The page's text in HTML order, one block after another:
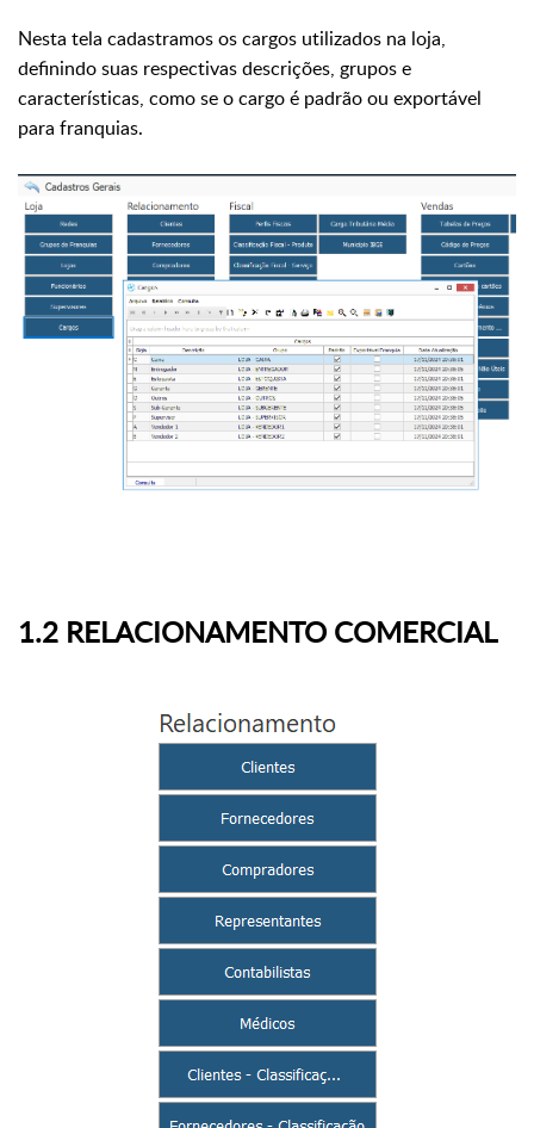
Nesta tela cadastramos os cargos utilizados na loja,
definindo suas respectivas descrições, grupos e
características, como se o cargo é padrão ou exportável
para franquias.
1.2 RELACIONAMENTO COMERCIAL